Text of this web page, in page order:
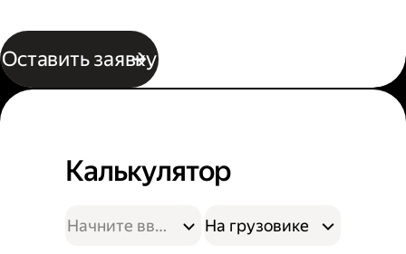
Оставить заявку
Калькулятор
На грузовике